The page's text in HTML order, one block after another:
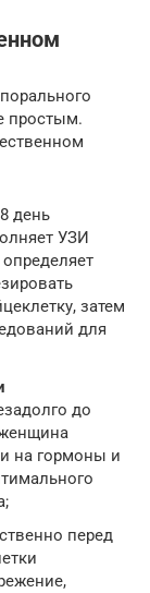
простым.
день
УЗИ
затем
для
до
на гормоны и
перед